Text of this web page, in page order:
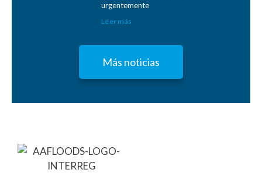
urgentemente
Leer más
Más noticias